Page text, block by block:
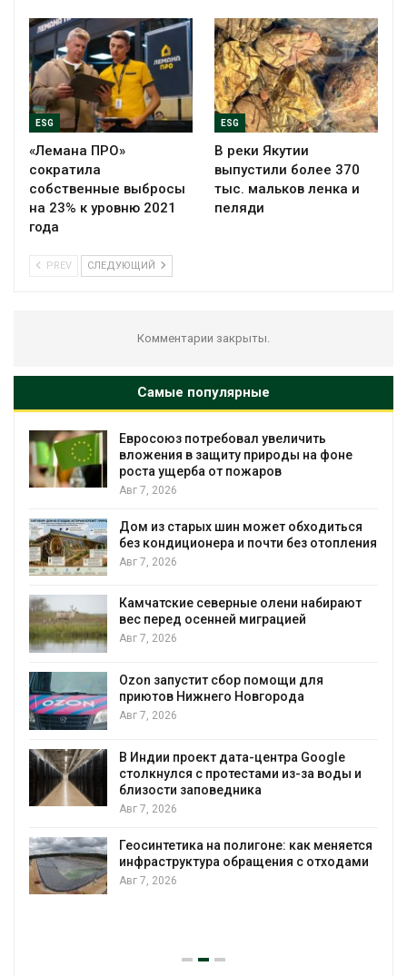
ESG
«Лемана ПРО»
сократила
собственные выбросы
на 23% к уровню 2021
года
ESG
В реки Якутии
выпустили более 370
тыс. мальков ленка и
пеляди
PREV СЛЕДУЮЩИЙ
Комментарии закрыты.
Самые популярные
Евросоюз потребовал увеличить
вложения в защиту природы на фоне
роста ущерба от пожаров
Авг 7, 2026
Дом из старых шин может обходиться
без кондиционера и почти без отопления
Авг 7, 2026
Камчатские северные олени набирают
вес перед осенней миграцией
Авг 7, 2026
Ozon запустит сбор помощи для
приютов Нижнего Новгорода
Авг 7, 2026
В Индии проект дата-центра Google
столкнулся с протестами из-за воды и
близости заповедника
Авг 7, 2026
Геосинтетика на полигоне: как меняется
инфраструктура обращения с отходами
Авг 7, 2026